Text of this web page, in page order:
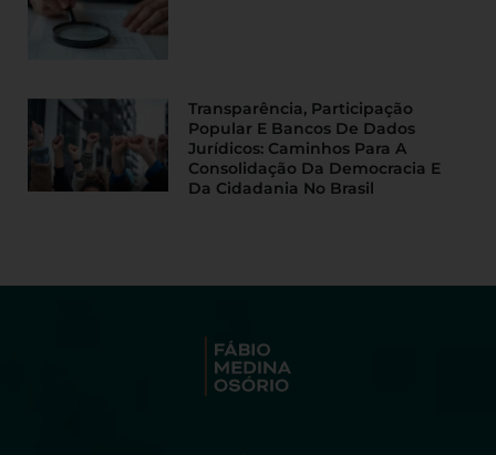
Transparência, Participação
Popular E Bancos De Dados
Jurídicos: Caminhos Para A
Consolidação Da Democracia E
Da Cidadania No Brasil